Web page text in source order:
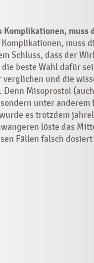
muss
Schluss, dass der
beste Wahl dafür
und die
Misoprostol
unter anderem
es trotzdem
löste das
Fällen falsch